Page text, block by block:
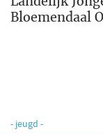
Bloemendaal
- jeugd -